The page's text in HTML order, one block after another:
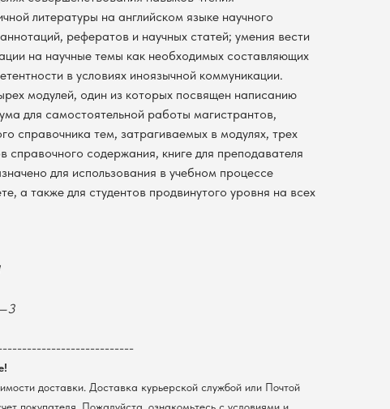
литературы на английском языке научного
рефератов и научных статей; умения вести
на научные темы как необходимых составляющих
в условиях иноязычной коммуникации.
модулей, один из которых посвящен написанию
для самостоятельной работы магистрантов,
справочника тем, затрагиваемых в модулях, трех
справочного содержания, книге для преподавателя
для использования в учебном процессе
а также для студентов продвинутого уровня на всех
доставки. Доставка курьерской службой или Почтой